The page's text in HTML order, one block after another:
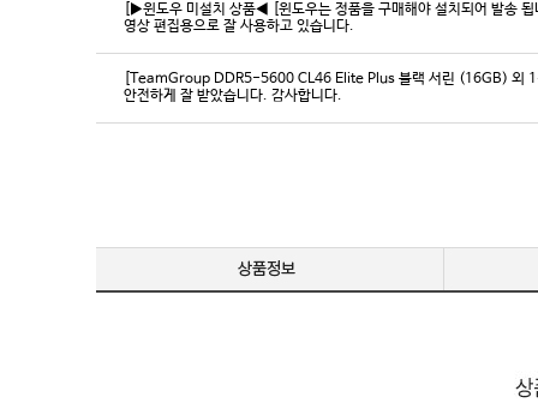
[▶윈도우 미설치 상품◀ [윈도우는 정품을 구매해야 설치되어 발송
영상 편집용으로 잘 사용하고 있습니다.
[TeamGroup DDR5-5600 CL46 Elite Plus 블랙 서린 (16GB) 외
안전하게 잘 받았습니다. 감사합니다.